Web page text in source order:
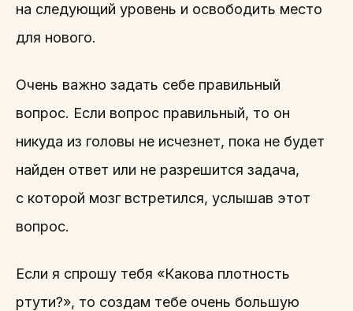
на следующий уровень и освободить место
для нового.
Очень важно задать себе правильный
вопрос. Если вопрос правильный, то он
никуда из головы не исчезнет, пока не будет
найден ответ или не разрешится задача,
с которой мозг встретился, услышав этот
вопрос.
Если я спрошу тебя «Какова плотность
ртути?», то создам тебе очень большую